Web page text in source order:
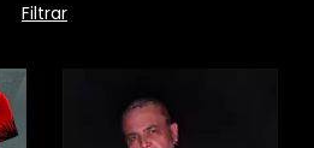
Filtrar